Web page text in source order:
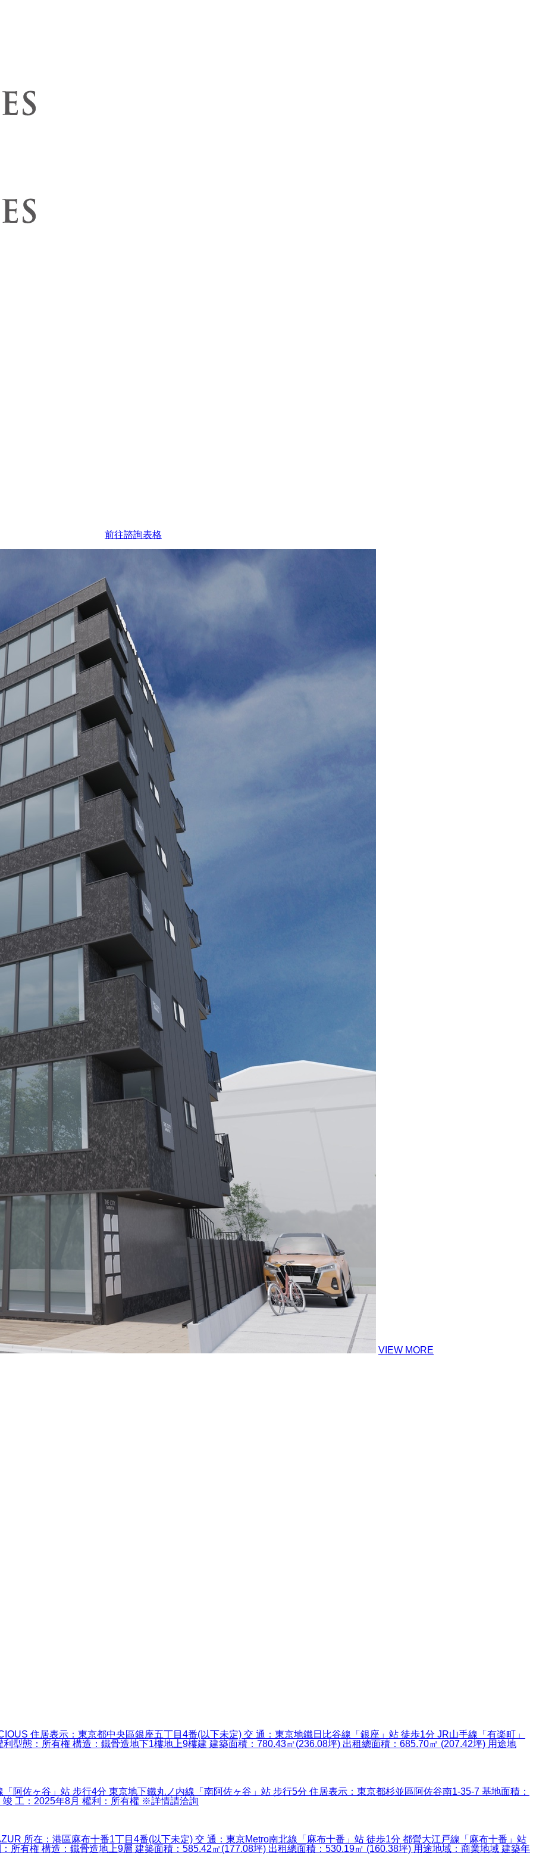
前往諮詢表格
VIEW MORE
住居表示：東京都中央區銀座五丁目4番(以下未定) 交 通：東京地鐵日比谷線「銀座」站 徒歩1分 JR山手線「有楽町」
型態：所有権 構造：鐵骨造地下1樓地上9樓建 建築面積：780.43㎡(236.08坪) 出租總面積：685.70㎡ (207.42坪) 用途地
阿佐ヶ谷」站 步行4分 東京地下鐵丸ノ内線「南阿佐ヶ谷」站 步行5分 住居表示：東京都杉並區阿佐谷南1-35-7 基地面積：
工：2025年8月 權利：所有權 ※詳情請洽詢
所在：港區麻布十番1丁目4番(以下未定) 交 通：東京Metro南北線「麻布十番」站 徒歩1分 都營大江戸線「麻布十番」站
所有権 構造：鐵骨造地上9層 建築面積：585.42㎡(177.08坪) 出租總面積：530.19㎡ (160.38坪) 用途地域：商業地域 建築年